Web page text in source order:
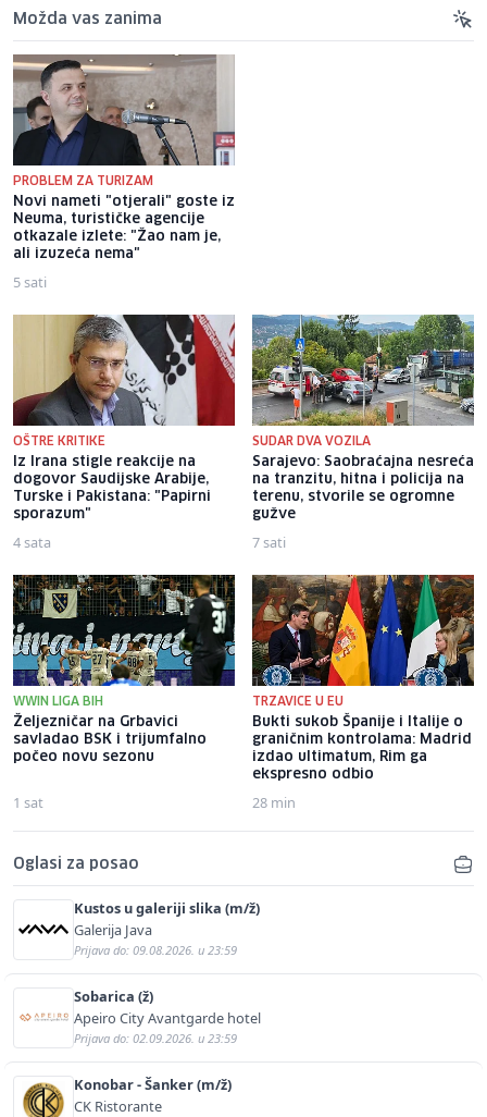
Možda vas zanima
PROBLEM ZA TURIZAM
Novi nameti "otjerali" goste iz
Neuma, turističke agencije
otkazale izlete: "Žao nam je,
ali izuzeća nema"
5 sati
OŠTRE KRITIKE
Iz Irana stigle reakcije na
dogovor Saudijske Arabije,
Turske i Pakistana: "Papirni
sporazum"
4 sata
SUDAR DVA VOZILA
Sarajevo: Saobraćajna nesreća
na tranzitu, hitna i policija na
terenu, stvorile se ogromne
gužve
7 sati
WWIN LIGA BIH
Željezničar na Grbavici
savladao BSK i trijumfalno
počeo novu sezonu
1 sat
TRZAVICE U EU
Bukti sukob Španije i Italije o
graničnim kontrolama: Madrid
izdao ultimatum, Rim ga
ekspresno odbio
28 min
Oglasi za posao
Kustos u galeriji slika (m/ž)
Galerija Java
Prijava do: 09.08.2026. u 23:59
Sobarica (ž)
Apeiro City Avantgarde hotel
Prijava do: 02.09.2026. u 23:59
Konobar - Šanker (m/ž)
CK Ristorante